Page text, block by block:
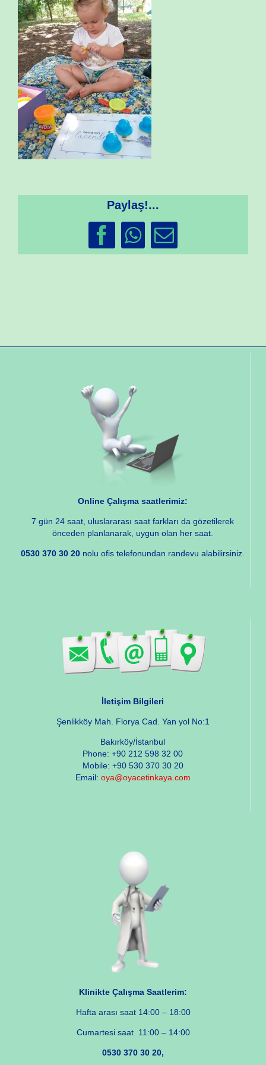
Paylaş!...
Facebook
WhatsApp
Email
Online Çalışma saatlerimiz:
7 gün 24 saat, uluslararası saat farkları da gözetilerek
önceden planlanarak, uygun olan her saat.
0530 370 30 20 nolu ofis telefonundan randevu alabilirsiniz.
İletişim Bilgileri
Şenlikköy Mah. Florya Cad. Yan yol No:1
Bakırköy/İstanbul
Phone: +90 212 598 32 00
Mobile: +90 530 370 30 20
Email: oya@oyacetinkaya.com
Klinikte Çalışma Saatlerim:
Hafta arası saat 14:00 – 18:00
Cumartesi saat 11:00 – 14:00
0530 370 30 20,